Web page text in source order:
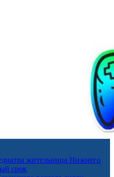
жительница Нижнего
срок